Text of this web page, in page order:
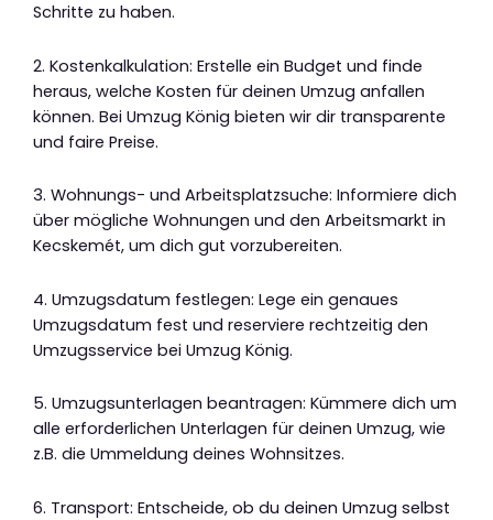
Schritte zu haben.
2. Kostenkalkulation: Erstelle ein Budget und finde
heraus, welche Kosten für deinen Umzug anfallen
können. Bei Umzug König bieten wir dir transparente
und faire Preise.
3. Wohnungs- und Arbeitsplatzsuche: Informiere dich
über mögliche Wohnungen und den Arbeitsmarkt in
Kecskemét, um dich gut vorzubereiten.
4. Umzugsdatum festlegen: Lege ein genaues
Umzugsdatum fest und reserviere rechtzeitig den
Umzugsservice bei Umzug König.
5. Umzugsunterlagen beantragen: Kümmere dich um
alle erforderlichen Unterlagen für deinen Umzug, wie
z.B. die Ummeldung deines Wohnsitzes.
6. Transport: Entscheide, ob du deinen Umzug selbst